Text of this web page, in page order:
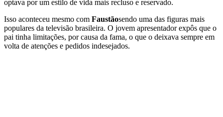
optava por um estilo de vida mais recluso e reservado.
Isso aconteceu mesmo com Faustãosendo uma das figuras mais
populares da televisão brasileira. O jovem apresentador expôs que o
pai tinha limitações, por causa da fama, o que o deixava sempre em
volta de atenções e pedidos indesejados.